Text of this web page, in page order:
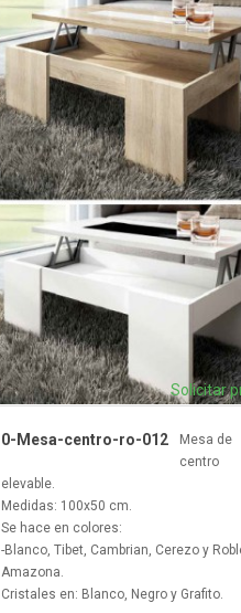
0-Mesa-centro-ro-012
Solicitar
Mesa de
centro
elevable.
Medidas: 100x50 cm.
Se hace en colores:
-Blanco, Tibet, Cambrian, Cerezo y
Amazona.
Cristales en: Blanco, Negro y Grafito.